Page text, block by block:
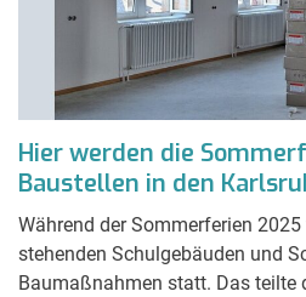
Hier werden die
Baustellen in den
Während der Sommerferien
stehenden Schulgebäuden und
Baumaßnahmen statt. Das teilte